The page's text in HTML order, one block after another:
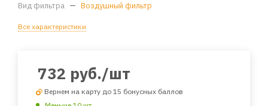
Вид фильтра — Воздушный фильтр
Все характеристики
732 руб./шт
Вернем на карту до 15 бонусных баллов